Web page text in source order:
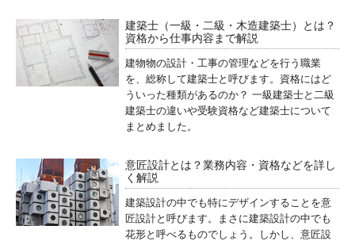
建築士（一級・二級・木造建築士）とは？
資格から仕事内容まで解説
建物物の設計・工事の管理などを行う職業
を、総称して建築士と呼びます。資格にはど
ういった種類があるのか？ 一級建築士と二級
建築士の違いや受験資格など建築士について
まとめました。
意匠設計とは？業務内容・資格などを詳し
く解説
建築設計の中でも特にデザインすることを意
匠設計と呼びます。まさに建築設計の中でも
花形と呼べるものでしょう。しかし、意匠設